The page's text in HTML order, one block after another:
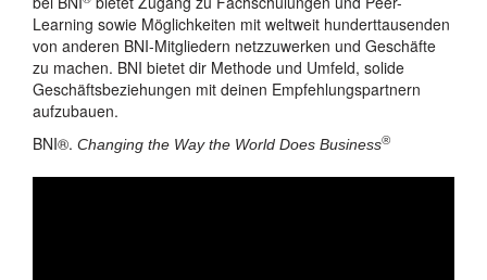
Learning sowie Möglichkeiten mit weltweit hunderttausenden
von anderen BNI-Mitgliedern netzzuwerken und Geschäfte
zu machen. BNI bietet dir Methode und Umfeld, solide
Geschäftsbeziehungen mit deinen Empfehlungspartnern
aufzubauen.
BNI®. Changing the Way the World Does Business®